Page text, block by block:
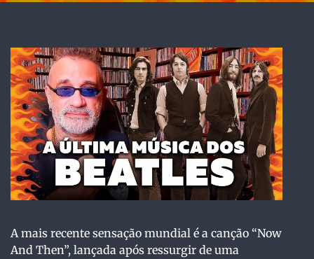
A mais recente sensação mundial é a canção “Now
And Then”, lançada após ressurgir de uma